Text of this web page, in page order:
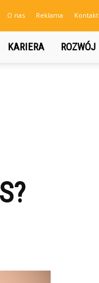
O nas Reklama Kontakt
KARIERA ROZWÓJ